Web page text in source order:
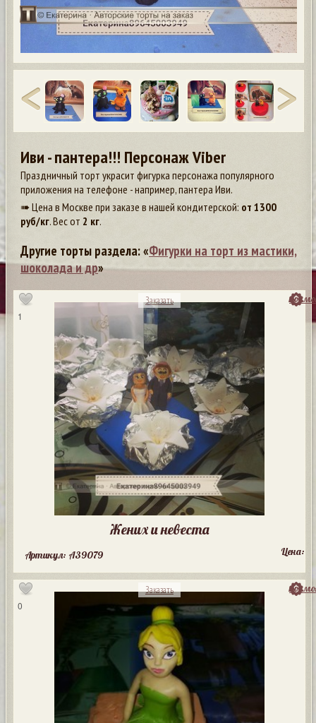
Иви - пантера!!! Персонаж Viber
Праздничный торт украсит фигурка персонажа популярного
приложения на телефоне - например, пантера Иви.
➠ Цена в Москве при заказе в нашей кондитерской: от 1300
руб/кг. Вес от 2 кг.
Другие торты раздела: «Фигурки на торт из мастики,
шоколада и др»
1
Заказать
Жених и невеста
Артикул: A39079 Цена:
0
Заказать